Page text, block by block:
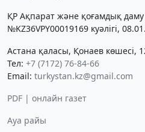
ҚР Ақпарат және қоғамдық даму
№KZ36VPY00019169 куәлігі,
Астана қаласы, Қонаев көшесі,
Тел: +7 (7172) 76-84-66
Email: turkystan.kz@gmail.com
PDF | онлайн газет
Ауа райы